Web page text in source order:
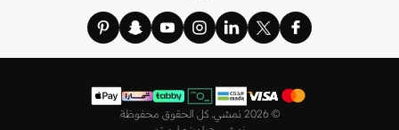
مستلزمات الشاطئ أو المسبح.
من علامات رائدة مثلتمبرلاندو لاكوست وغانتوجيوردانووغيرها، لتكون دائمًا في أبهى
صورة سواء كنت متوجهاً إلى عملك أو تقضي عطلة نهاية الأسبوع برفقة أصدقائك
© 2026 نمشي. كل الحقوق محفوظة